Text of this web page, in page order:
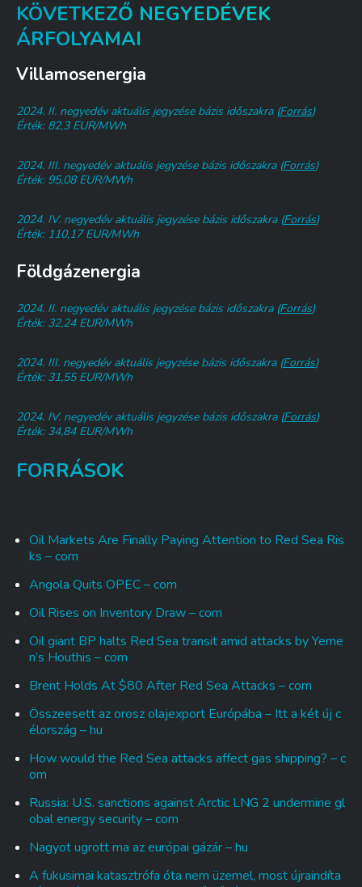
KÖVETKEZŐ NEGYEDÉVEK
ÁRFOLYAMAI
Villamosenergia
2024. II. negyedév aktuális jegyzése bázis időszakra (Forrás)
Érték: 82,3 EUR/MWh
2024. III. negyedév aktuális jegyzése bázis időszakra (Forrás)
Érték: 95,08 EUR/MWh
2024. IV. negyedév aktuális jegyzése bázis időszakra (Forrás)
Érték: 110,17 EUR/MWh
Földgázenergia
2024. II. negyedév aktuális jegyzése bázis időszakra (Forrás)
Érték: 32,24 EUR/MWh
2024. III. negyedév aktuális jegyzése bázis időszakra (Forrás)
Érték: 31,55 EUR/MWh
2024. IV. negyedév aktuális jegyzése bázis időszakra (Forrás)
Érték: 34,84 EUR/MWh
FORRÁSOK
Oil Markets Are Finally Paying Attention to Red Sea Ris
ks – com
Angola Quits OPEC – com
Oil Rises on Inventory Draw – com
Oil giant BP halts Red Sea transit amid attacks by Yeme
n’s Houthis – com
Brent Holds At $80 After Red Sea Attacks – com
Összeesett az orosz olajexport Európába – Itt a két új c
élország – hu
How would the Red Sea attacks affect gas shipping? – c
om
Russia: U.S. sanctions against Arctic LNG 2 undermine gl
obal energy security – com
Nagyot ugrott ma az európai gázár – hu
A fukusimai katasztrófa óta nem üzemel, most újraindíta